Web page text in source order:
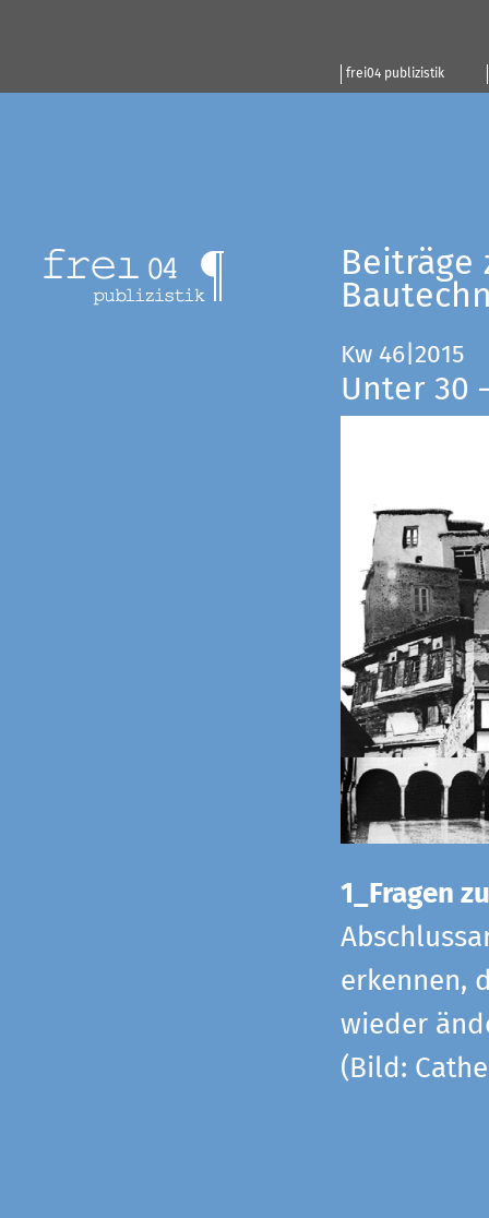
frei04 publizistik
Beiträge
Kw 46|2015
Unter 30
1_Fragen
erkennen,
wieder
(Bild: